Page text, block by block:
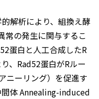
解析により、組換え酵
常の発生に関与するこ
蛋白と人工合成したR
、Rad52蛋白がRルー
ニーリング）を促進す
体 Annealing-induced